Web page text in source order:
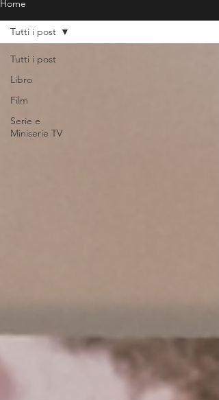
Home
Tutti i post
Libro
Film
Serie e
Miniserie TV
Tutti i post